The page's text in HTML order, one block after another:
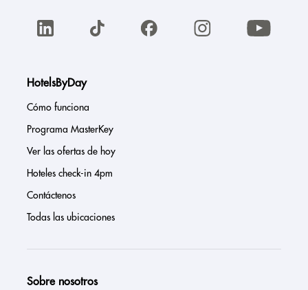
HotelsByDay
Cómo funciona
Programa MasterKey
Ver las ofertas de hoy
Hoteles check-in 4pm
Contáctenos
Todas las ubicaciones
Sobre nosotros